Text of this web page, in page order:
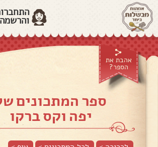
והרשמה
אהבת את
הספר?
ספר המתכונים
יפה וקס ברקו